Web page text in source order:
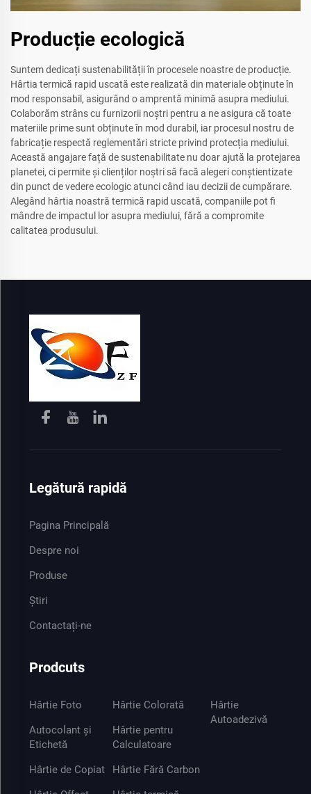
Producție ecologică
Suntem dedicați sustenabilității în procesele noastre de producție.
Hârtia termică rapid uscată este realizată din materiale obținute în
mod responsabil, asigurând o amprentă minimă asupra mediului.
Colaborăm strâns cu furnizorii noștri pentru a ne asigura că toate
materiile prime sunt obținute în mod durabil, iar procesul nostru de
fabricație respectă reglementări stricte privind protecția mediului.
Această angajare față de sustenabilitate nu doar ajută la protejarea
planetei, ci permite și clienților noștri să facă alegeri conștientizate
din punct de vedere ecologic atunci când iau decizii de cumpărare.
Alegând hârtia noastră termică rapid uscată, companiile pot fi
mândre de impactul lor asupra mediului, fără a compromite
calitatea produsului.
Legătură rapidă
Pagina Principală
Despre noi
Produse
Știri
Contactați-ne
Prodcuts
Hârtie Foto
Autocolant și
Etichetă
Hârtie de Copiat
Hârtie Colorată
Hârtie pentru
Calculatoare
Hârtie Fără Carbon
Hârtie
Autoadezivă